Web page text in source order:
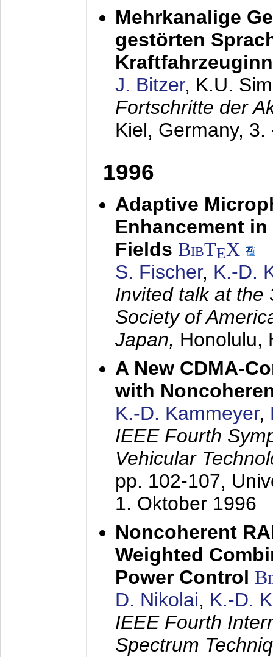
Mehrkanalige
gestörten
J. Bitzer, K.U.
Fortschritte der
Kiel, Germany, 3.
1996
Adaptive
Enhancement
Fields BibTEX
S. Fischer, K.-D.
Invited talk at the
Society of
Japan, Honolulu,
A New CDMA-
with
K.-D. Kammeyer,
IEEE Fourth
Vehicular
pp. 102-107,
1. Oktober 1996
Noncoherent
Weighted
Power Control
D. Nikolai, K.-D.
IEEE Fourth
Spectrum